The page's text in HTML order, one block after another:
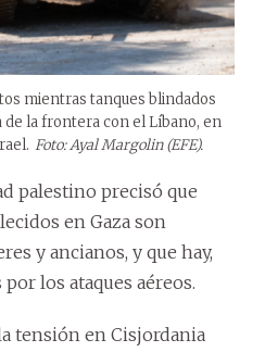
mientras tanques blindados
de la frontera con el Líbano, en
Foto: Ayal Margolin (EFE).
palestino precisó que
en Gaza son
y ancianos, y que hay,
los ataques aéreos.
tensión en Cisjordania